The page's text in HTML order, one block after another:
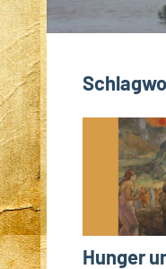
Hunger